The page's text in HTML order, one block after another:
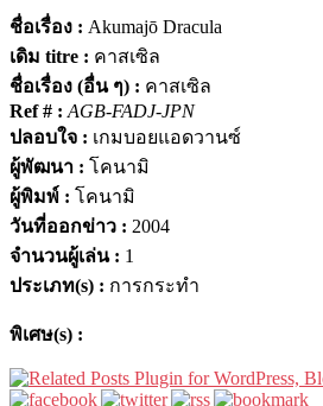
ชื่อเรื่อง : Akumajō Dracula
เดิม titre : คาสเซิล
ชื่อเรื่อง (อื่น ๆ) : คาสเซิล
Ref # : AGB-FADJ-JPN
ปลอบใจ : เกมบอยแอดวานซ์
ผู้พัฒนา : โคนามิ
ผู้พิมพ์ : โคนามิ
วันที่ออกข่าว : 2004
จำนวนผู้เล่น : 1
ประเภท(s) : การกระทำ
พิเศษ(s) :